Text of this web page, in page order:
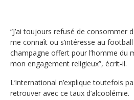
“J’ai toujours refusé de consommer
me connaît ou s’intéresse au football
champagne offert pour l’homme du
mon engagement religieux”, écrit-il.
L’international n’explique toutefois
retrouver avec ce taux d’alcoolémie.